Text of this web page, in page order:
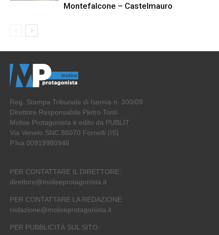
Montefalcone – Castelmauro
Reg. Stampa Tribunale di Isernia n. 300/09
Direttore Responsabile Pietro Tonti
Molise Protagonista è edito da PUBLIT
Via Veneto SNC 86070 Fornelli (IS)
P.Iva 00919980946
PER CONTATTARE IL DIRETTORE:
direttore@moliseprotagonista.it
PER CONTATTARE LA REDAZIONE:
redazione@moliseprotagonista.it
PER PUBBLICITÀ SUL SITO: